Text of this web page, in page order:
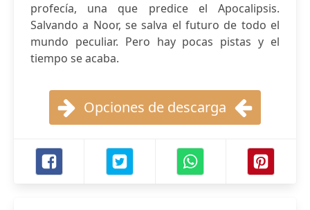
profecía, una que predice el Apocalipsis.
Salvando a Noor, se salva el futuro de todo el
mundo peculiar. Pero hay pocas pistas y el
tiempo se acaba.
Opciones de descarga